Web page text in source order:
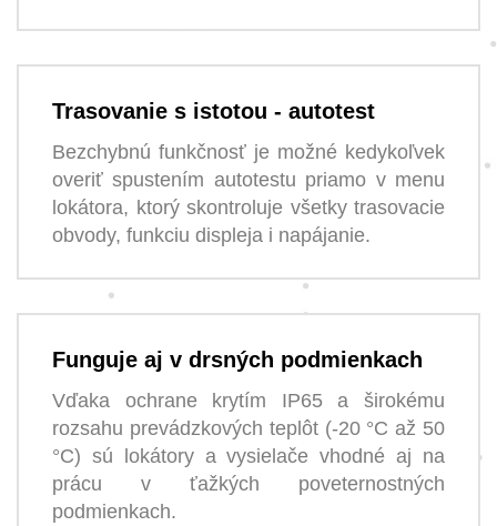
Trasovanie s istotou - autotest
Bezchybnú funkčnosť je možné kedykoľvek
overiť spustením autotestu priamo v menu
lokátora, ktorý skontroluje všetky trasovacie
obvody, funkciu displeja i napájanie.
Funguje aj v drsných podmienkach
Vďaka ochrane krytím IP65 a širokému
rozsahu prevádzkových teplôt (-20 °C až 50
°C) sú lokátory a vysielače vhodné aj na
prácu v ťažkých poveternostných
podmienkach.